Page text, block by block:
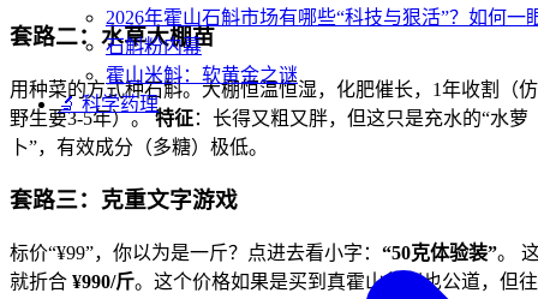
2026年霍山石斛市场有哪些“科技与狠活”？如何一
石斛粉内幕
霍山米斛：软黄金之谜
🔬 科学药理
套路二：水草大棚苗
用种菜的方式种石斛。大棚恒温恒湿，化肥催长，1年收割（仿
野生要3-5年）。特征：长得又粗又胖，但这只是充水的“水萝
卜”，有效成分（多糖）极低。
套路三：克重文字游戏
标价“¥99”，你以为是一斤？点进去看小字： “50克体验装”。
就折合 ¥990/斤。这个价格如果是买到真霍山货倒也公道，但往